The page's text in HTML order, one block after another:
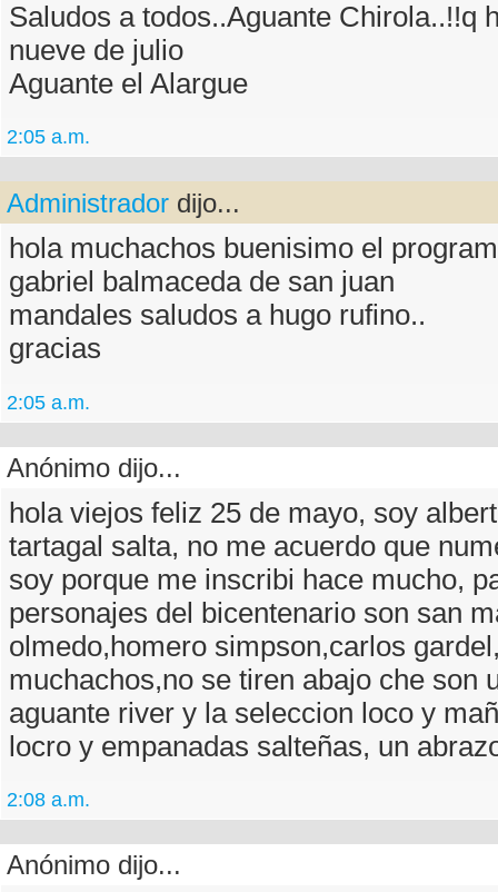
Saludos a todos..Aguante Chirola..!!q
nueve de julio
Aguante el Alargue
2:05 a.m.
Administrador dijo...
hola muchachos buenisimo el
gabriel balmaceda de san juan
mandales saludos a hugo rufino..
gracias
2:05 a.m.
Anónimo dijo...
hola viejos feliz 25 de mayo, soy
tartagal salta, no me acuerdo que
soy porque me inscribi hace mucho,
personajes del bicentenario son san
olmedo,homero simpson,carlos
muchachos,no se tiren abajo che son
aguante river y la seleccion loco y
locro y empanadas salteñas, un
2:08 a.m.
Anónimo dijo...